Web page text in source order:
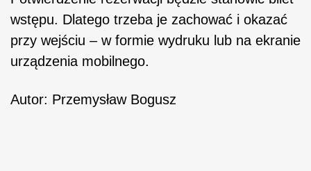
wstępu. Dlatego trzeba je zachować i okazać
przy wejściu – w formie wydruku lub na ekranie
urządzenia mobilnego.
Autor: Przemysław Bogusz